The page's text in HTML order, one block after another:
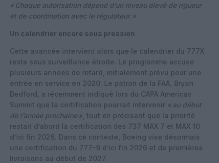
« Chaque autorisation dépend d’un niveau élevé de rigueur
et de coordination avec le régulateur. »
Un calendrier encore sous pression
Cette avancée intervient alors que le calendrier du 777X
reste sous surveillance étroite. Le programme accuse
plusieurs années de retard, initialement prévu pour une
entrée en service en 2020. Le patron de la FAA, Bryan
Bedford, a récemment indiqué lors du CAPA Americas
Summit que la certification pourrait intervenir «au début
de l’année prochaine » , tout en précisant que la priorité
restait d’abord la certification des 737 MAX 7 et MAX 10
d’ici fin 2026. Dans ce contexte, Boeing vise désormais
une certification du 777-9 d’ici fin 2026 et de premières
livraisons au début de 2027.